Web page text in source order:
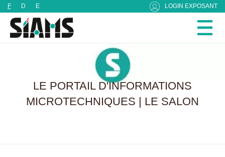
F D E LOGIN EXPOSANT
LE PORTAIL D'INFORMATIONS
MICROTECHNIQUES | LE SALON
Panneau de gestion des cookies